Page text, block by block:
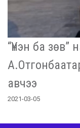
“Үнэн ба
авчээ
2021-03-05